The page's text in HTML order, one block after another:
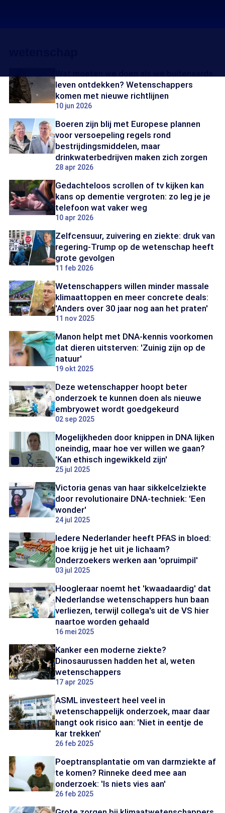
leven ontdekken? Wetenschappers
komen met nieuwe richtlijnen
10 jun 2026
Boeren zijn blij met Europese plannen
voor versoepeling regels rond
bestrijdingsmiddelen, maar
drinkwaterbedrijven maken zich zorgen
28 apr 2026
Gedachteloos scrollen of tv kijken kan
kans op dementie vergroten: zo leg je je
telefoon wat vaker weg
10 apr 2026
Zelfcensuur, zuivering en ziekte: druk van
regering-Trump op de wetenschap heeft
grote gevolgen
11 feb 2026
Wetenschappers willen minder massale
klimaattoppen en meer concrete deals:
'Anders over 30 jaar nog aan het praten'
11 nov 2025
Manon helpt met DNA-kennis voorkomen
dat dieren uitsterven: 'Zuinig zijn op de
natuur'
19 okt 2025
Deze wetenschapper hoopt beter
onderzoek te kunnen doen als nieuwe
embryowet wordt goedgekeurd
02 sep 2025
Mogelijkheden door knippen in DNA lijken
oneindig, maar hoe ver willen we gaan?
'Kan ethisch ingewikkeld zijn'
25 jul 2025
Victoria genas van haar sikkelcelziekte
door revolutionaire DNA-techniek: 'Een
wonder'
24 jul 2025
Iedere Nederlander heeft PFAS in bloed:
hoe krijg je het uit je lichaam?
Onderzoekers werken aan 'opruimpil'
03 jul 2025
Hoogleraar noemt het 'kwaadaardig' dat
Nederlandse wetenschappers hun baan
verliezen, terwijl collega's uit de VS hier
naartoe worden gehaald
16 mei 2025
Kanker een moderne ziekte?
Dinosaurussen hadden het al, weten
wetenschappers
17 apr 2025
ASML investeert heel veel in
wetenschappelijk onderzoek, maar daar
hangt ook risico aan: 'Niet in eentje de
kar trekken'
26 feb 2025
Poeptransplantatie om van darmziekte af
te komen? Rinneke deed mee aan
onderzoek: 'Is niets vies aan'
26 feb 2025